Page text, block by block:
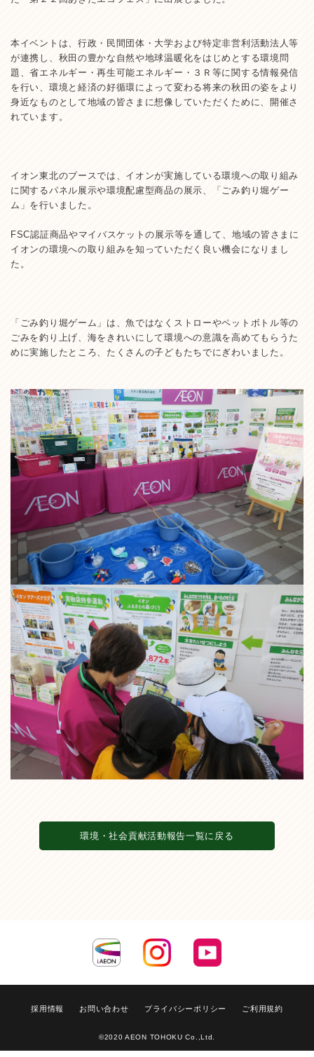
本イベントは、行政・民間団体・大学および特定非営利活動法人等
が連携し、秋田の豊かな自然や地球温暖化をはじめとする環境問
題、省エネルギー・再生可能エネルギー・３Ｒ等に関する情報発信
を行い、環境と経済の好循環によって変わる将来の秋田の姿をより
身近なものとして地域の皆さまに想像していただくために、開催さ
れています。
イオン東北のブースでは、イオンが実施している環境への取り組み
に関するパネル展示や環境配慮型商品の展示、「ごみ釣り堀ゲー
ム」を行いました。
FSC認証商品やマイバスケットの展示等を通して、地域の皆さまに
イオンの環境への取り組みを知っていただく良い機会になりまし
た。
「ごみ釣り堀ゲーム」は、魚ではなくストローやペットボトル等の
ごみを釣り上げ、海をきれいにして環境への意識を高めてもらうた
めに実施したところ、たくさんの子どもたちでにぎわいました。
環境・社会貢献活動報告一覧に戻る
採用情報 お問い合わせ プライバシーポリシー ご利用規約
©2020 AEON TOHOKU Co.,Ltd.